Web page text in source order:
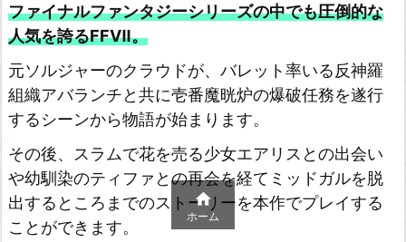
ファイナルファンタジーシリーズの中でも圧倒的な
人気を誇るFFⅦ。
元ソルジャーのクラウドが、バレット率いる反神羅
組織アバランチと共に壱番魔晄炉の爆破任務を遂行
するシーンから物語が始まります。
その後、スラムで花を売る少女エアリスとの出会い
や幼馴染のティファとの再会を経てミッドガルを脱
出するところまでのストーリーを本作でプレイする
ことができます。

ホーム